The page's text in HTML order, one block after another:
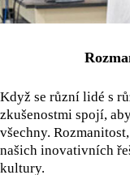
Když se různí lidé s
zkušenostmi spojí,
všechny.
našich inovativních
kultury.